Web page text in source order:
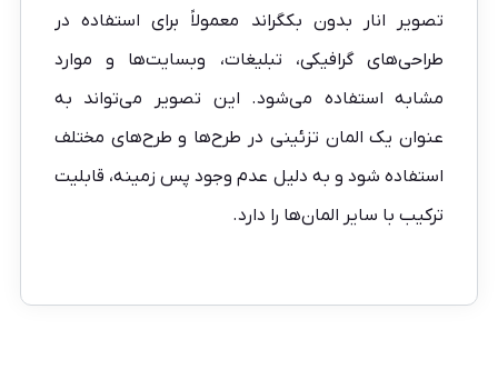
تصویر انار بدون بکگراند معمولاً برای استفاده در
طراحی‌های گرافیکی، تبلیغات، وبسایت‌ها و موارد
مشابه استفاده می‌شود. این تصویر می‌تواند به
عنوان یک المان تزئینی در طرح‌ها و طرح‌های مختلف
استفاده شود و به دلیل عدم وجود پس زمینه، قابلیت
ترکیب با سایر المان‌ها را دارد.